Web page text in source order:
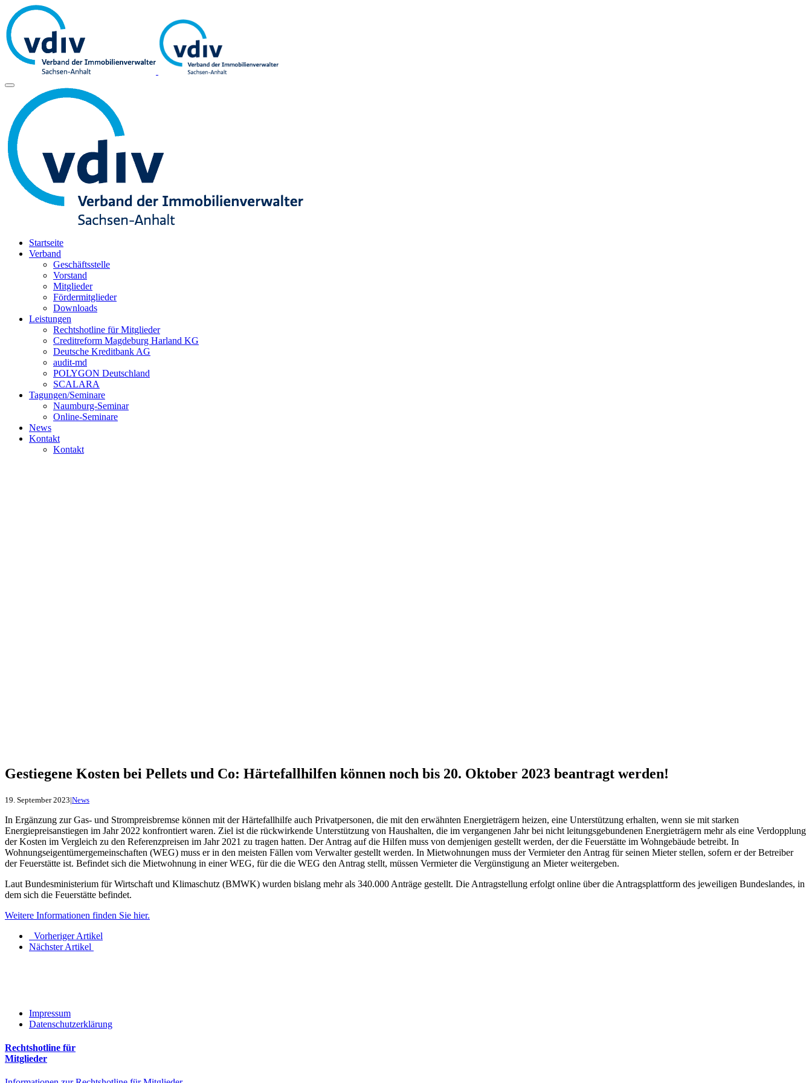
Startseite
Verband
Geschäftsstelle
Vorstand
Mitglieder
Fördermitglieder
Downloads
Leistungen
Rechtshotline für Mitglieder
Creditreform Magdeburg Harland KG
Deutsche Kreditbank AG
audit-md
POLYGON Deutschland
SCALARA
Tagungen/Seminare
Naumburg-Seminar
Online-Seminare
News
Kontakt
Kontakt
Gestiegene Kosten bei Pellets und Co: Härtefallhilfen können noch bis 20. Oktober 2023 beantragt werden!
19. September 2023|News
In Ergänzung zur Gas- und Strompreisbremse können mit der Härtefallhilfe auch Privatpersonen, die mit den erwähnten Energieträgern heizen, eine Unterstützung erhalten, wenn sie mit starken
Energiepreisanstiegen im Jahr 2022 konfrontiert waren. Ziel ist die rückwirkende Unterstützung von Haushalten, die im vergangenen Jahr bei nicht leitungsgebundenen Energieträgern mehr als eine Verdopplung
der Kosten im Vergleich zu den Referenzpreisen im Jahr 2021 zu tragen hatten. Der Antrag auf die Hilfen muss von demjenigen gestellt werden, der die Feuerstätte im Wohngebäude betreibt. In
Wohnungseigentümergemeinschaften (WEG) muss er in den meisten Fällen vom Verwalter gestellt werden. In Mietwohnungen muss der Vermieter den Antrag für seinen Mieter stellen, sofern er der Betreiber
der Feuerstätte ist. Befindet sich die Mietwohnung in einer WEG, für die die WEG den Antrag stellt, müssen Vermieter die Vergünstigung an Mieter weitergeben.
Laut Bundesministerium für Wirtschaft und Klimaschutz (BMWK) wurden bislang mehr als 340.000 Anträge gestellt. Die Antragstellung erfolgt online über die Antragsplattform des jeweiligen Bundeslandes, in
dem sich die Feuerstätte befindet.
Weitere Informationen finden Sie hier.
Vorheriger Artikel
Nächster Artikel
Impressum
Datenschutzerklärung
Rechtshotline für
Mitglieder